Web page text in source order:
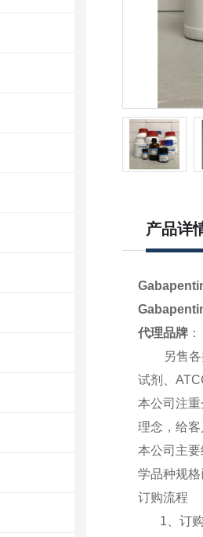
产品详
代理品牌：
另售各类
试剂、
本公司注
理念，给
本公司主
学品种规
订购流程
1、订购